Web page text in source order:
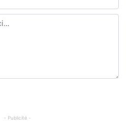
- Publicité -